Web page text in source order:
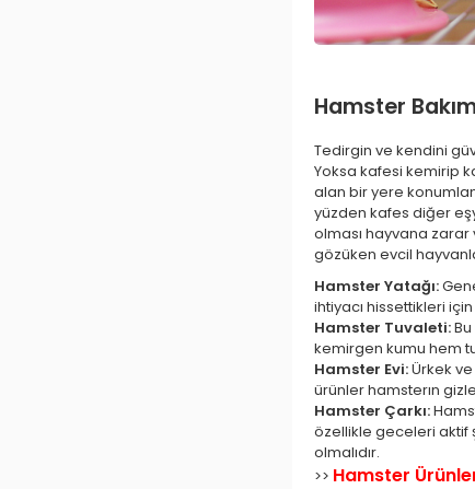
Hamster
Tedirgin ve kendini
Yoksa kafesi kemirip
alan bir yere
yüzden kafes diğer
olması hayvana zarar
gözüken evcil
Hamster Yatağı:
ihtiyacı hissettikleri
Hamster Tuvaleti:
kemirgen kumu hem
Hamster Evi:Ürkek
ürünler hamsterın
Hamster Çarkı:
özellikle geceleri aktif
olmalıdır.
>> Hamster